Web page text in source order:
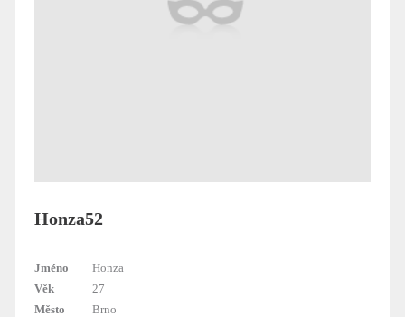
Honza52
Jméno
Honza
Věk
27
Město
Brno